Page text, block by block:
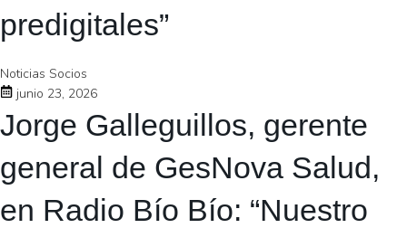
predigitales”
Noticias Socios
junio 23, 2026
Jorge Galleguillos, gerente
general de GesNova Salud,
en Radio Bío Bío: “Nuestro